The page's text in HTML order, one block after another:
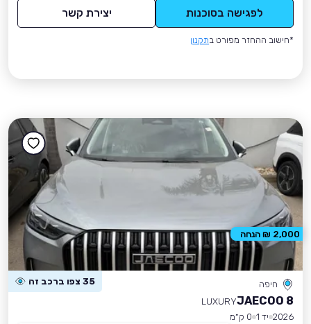
לפגישה בסוכנות יצירת קשר
*חישוב ההחזר מפורט בתקנון
חיפה 35 צפו ברכב זה
JAECOO 8
LUXURY
2026 יד 1
0 ק״מ
2,000 ₪ הנחה